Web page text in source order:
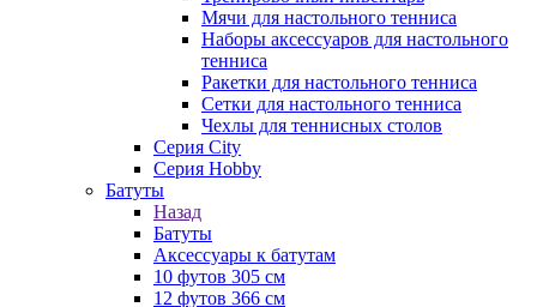
Мячи для настольного тенниса
Наборы аксессуаров для настольного
тенниса
Ракетки для настольного тенниса
Сетки для настольного тенниса
Чехлы для теннисных столов
Серия City
Серия Hobby
Батуты
Назад
Батуты
Аксессуары к батутам
10 футов 305 см
12 футов 366 см